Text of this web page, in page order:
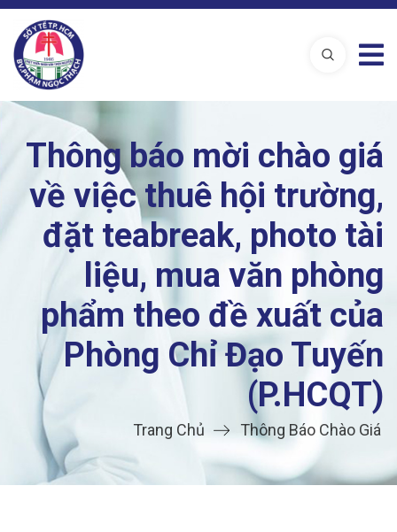
Thông báo mời chào giá
về việc thuê hội trường,
đặt teabreak, photo tài
liệu, mua văn phòng
phẩm theo đề xuất của
Phòng Chỉ Đạo Tuyến
(P.HCQT)
Trang Chủ Thông Báo Chào Giá